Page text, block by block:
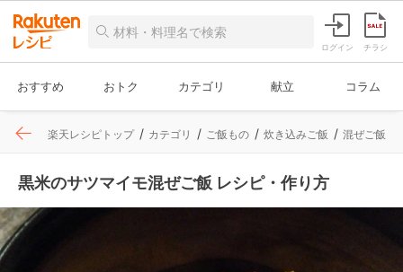
ログイン チラシ
おすすめ おトク カテゴリ 献立 コラム
楽天レシピトップ カテゴリ ご飯もの 炊き込みご飯 混ぜご飯
黒米のサツマイモ混ぜご飯 レシピ・作り方